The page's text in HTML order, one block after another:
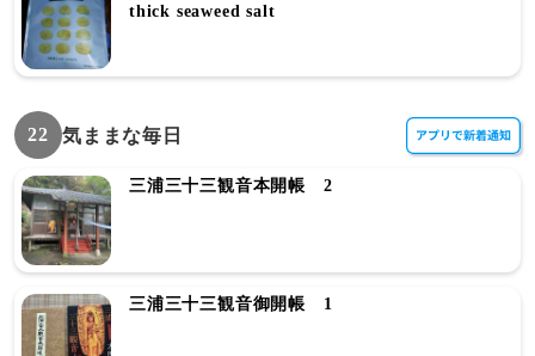
thick seaweed salt
22 気ままな毎日
三浦三十三観音本開帳 2
三浦三十三観音御開帳 1